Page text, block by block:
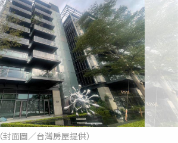
（封面圖／台灣房屋提供）